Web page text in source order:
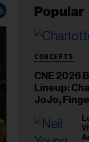
Popular
CONCERTS
CNE 2026
Lineup:
JoJo,